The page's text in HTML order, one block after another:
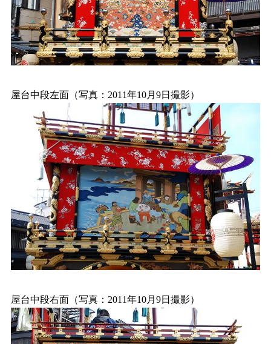
屋台中段左面（写真：2011年10月9日撮影）
屋台中段右面（写真：2011年10月9日撮影）